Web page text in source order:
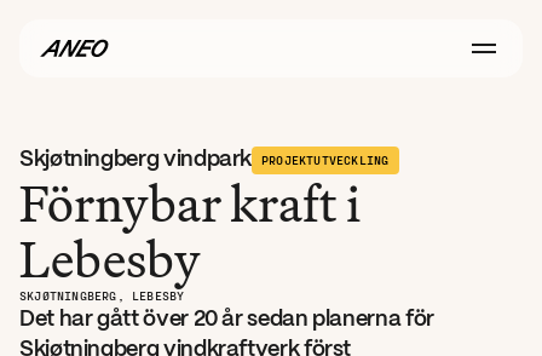
Skjøtningberg vindpark PROJEKTUTVECKLING
Förnybar kraft i
Lebesby
SKJØTNINGBERG, LEBESBY
Det har gått över 20 år sedan planerna för
Skjøtningberg vindkraftverk först